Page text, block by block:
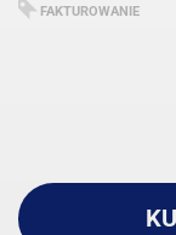
FAKTUROWANIE